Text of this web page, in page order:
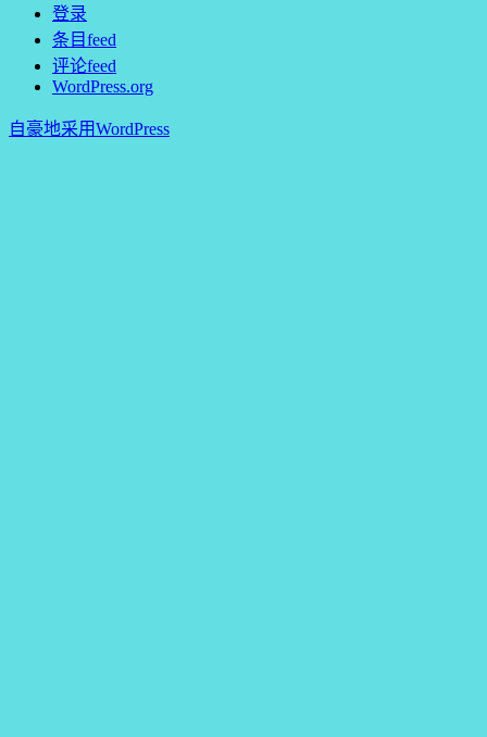
登录
条目feed
评论feed
WordPress.org
自豪地采用WordPress